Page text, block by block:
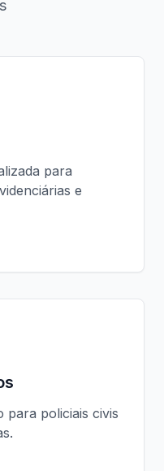
para
e
para policiais civis